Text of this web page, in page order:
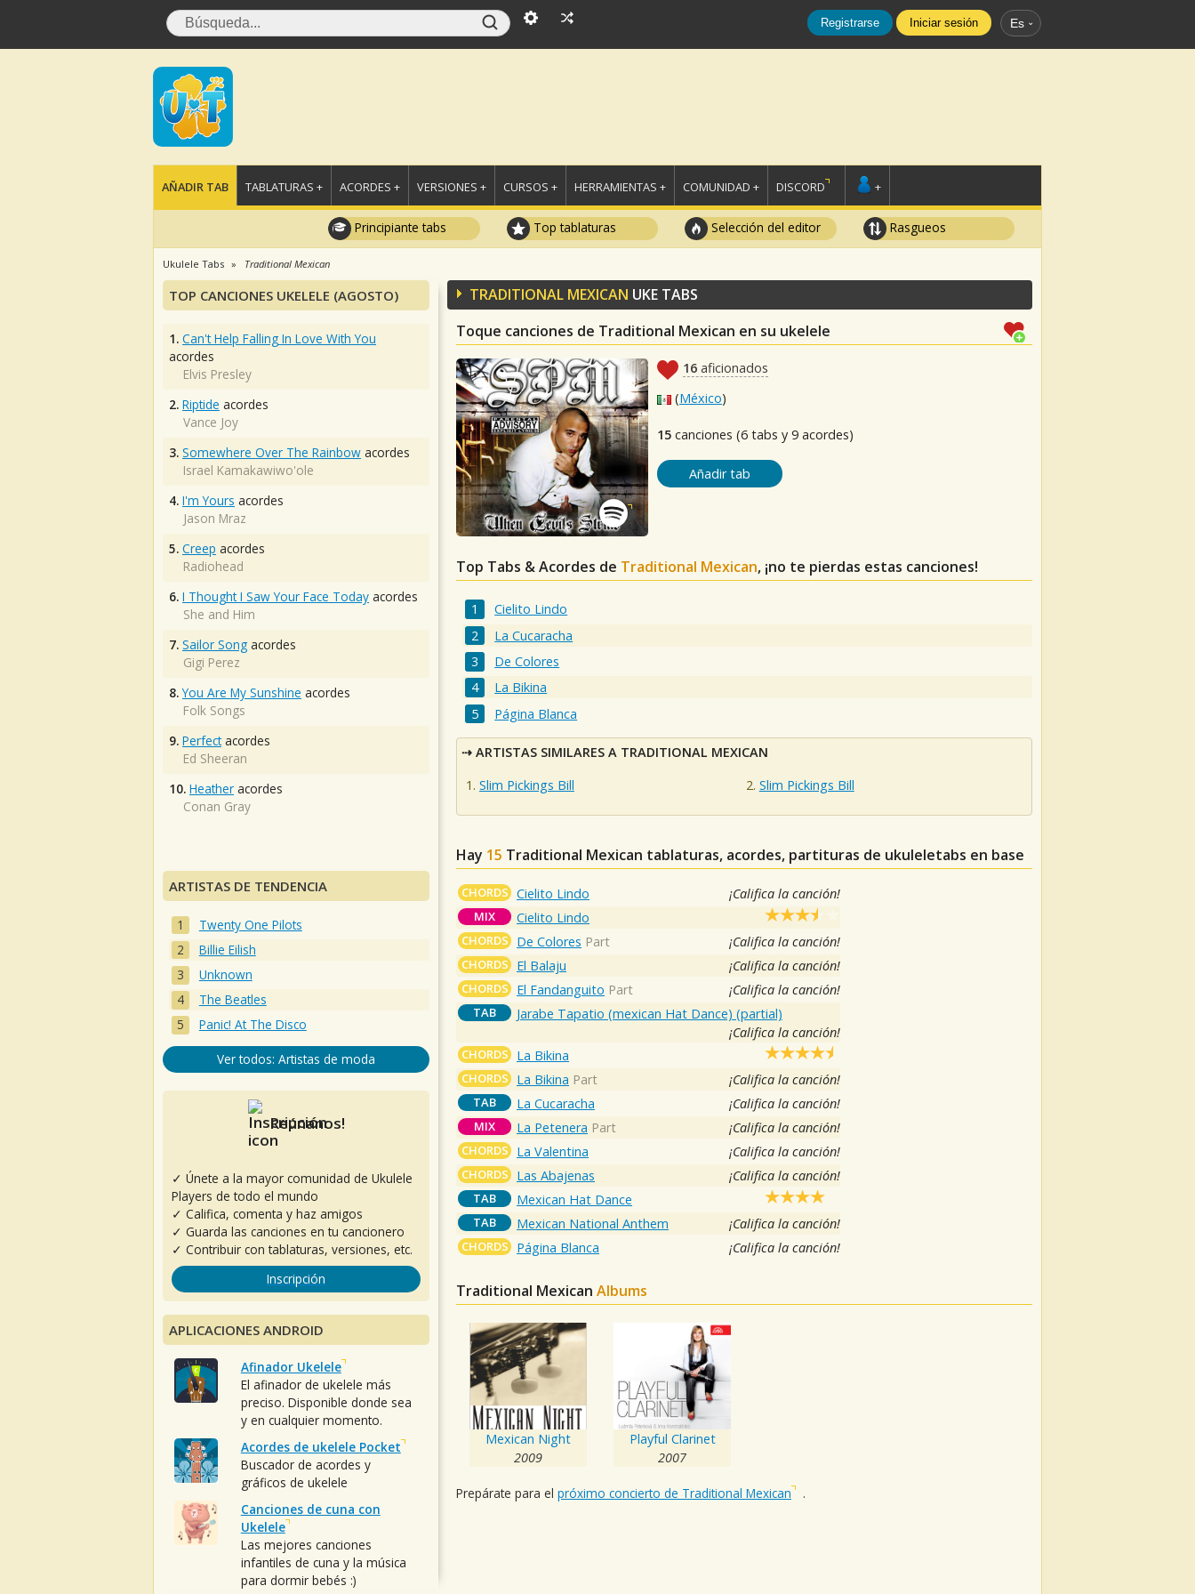
Registrarse Iniciar sesión Es
AÑADIR TAB TABLATURAS + ACORDES + VERSIONES + CURSOS + HERRAMIENTAS + COMUNIDAD + DISCORD +
Principiante tabs Top tablaturas Selección del editor Rasgueos
Ukulele Tabs Traditional Mexican
TRADITIONAL MEXICAN UKE TABS
Toque canciones de Traditional Mexican en su ukelele
16 aficionados
(México)
15 canciones (6 tabs y 9 acordes)
Añadir tab
Top Tabs & Acordes de Traditional Mexican, ¡no te pierdas estas canciones!
Cielito Lindo
La Cucaracha
De Colores
La Bikina
Página Blanca
ARTISTAS SIMILARES A TRADITIONAL MEXICAN
Slim Pickings Bill
Slim Pickings Bill
Hay 15 Traditional Mexican tablaturas, acordes, partituras de ukuleletabs en base
CHORDS Cielito Lindo ¡Califica la canción!
MIX Cielito Lindo
CHORDS De Colores Part ¡Califica la canción!
CHORDS El Balaju ¡Califica la canción!
CHORDS El Fandanguito Part ¡Califica la canción!
TAB
Jarabe Tapatio (mexican Hat Dance) (partial)
¡Califica la canción!
CHORDS La Bikina
CHORDS La Bikina Part ¡Califica la canción!
TAB La Cucaracha ¡Califica la canción!
MIX La Petenera Part ¡Califica la canción!
CHORDS La Valentina ¡Califica la canción!
CHORDS Las Abajenas ¡Califica la canción!
TAB Mexican Hat Dance
TAB Mexican National Anthem ¡Califica la canción!
CHORDS Página Blanca ¡Califica la canción!
Traditional Mexican Albums
Mexican Night
2009
Playful Clarinet
2007
Prepárate para el próximo concierto de Traditional Mexican .
TOP CANCIONES UKELELE (AGOSTO)
1. Can't Help Falling In Love With You
acordes
Elvis Presley
2. Riptide acordes
Vance Joy
3. Somewhere Over The Rainbow acordes
Israel Kamakawiwo'ole
4. I'm Yours acordes
Jason Mraz
5. Creep acordes
Radiohead
6. I Thought I Saw Your Face Today acordes
She and Him
7. Sailor Song acordes
Gigi Perez
8. You Are My Sunshine acordes
Folk Songs
9. Perfectacordes
Ed Sheeran
10. Heather acordes
Conan Gray
ARTISTAS DE TENDENCIA
Twenty One Pilots
Billie Eilish
Unknown
The Beatles
Panic! At The Disco
Ver todos: Artistas de moda
Reúnanos!
✓ Únete a la mayor comunidad de Ukulele
Players de todo el mundo
✓ Califica, comenta y haz amigos
✓ Guarda las canciones en tu cancionero
✓ Contribuir con tablaturas, versiones, etc.
Inscripción
APLICACIONES ANDROID
Afinador Ukelele
El afinador de ukelele más
preciso. Disponible donde sea
y en cualquier momento.
Acordes de ukelele Pocket
Buscador de acordes y
gráficos de ukelele
Canciones de cuna con
Ukelele
Las mejores canciones
infantiles de cuna y la música
para dormir bebés :)